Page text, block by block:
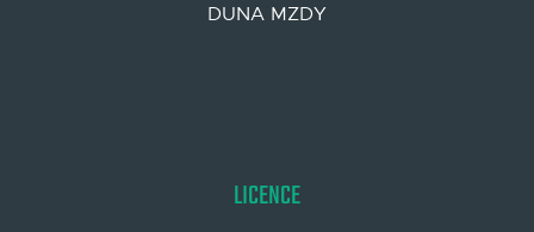
DUNA MZDY
LICENCE